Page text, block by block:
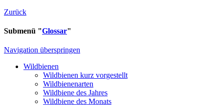
Zurück
Submenü "Glossar"
Navigation überspringen
Wildbienen
Wildbienen kurz vorgestellt
Wildbienenarten
Wildbiene des Jahres
Wildbiene des Monats